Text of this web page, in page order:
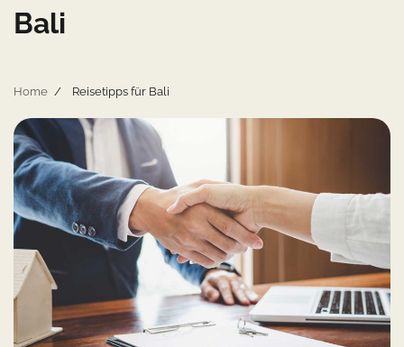
Bali
Home Reisetipps für Bali